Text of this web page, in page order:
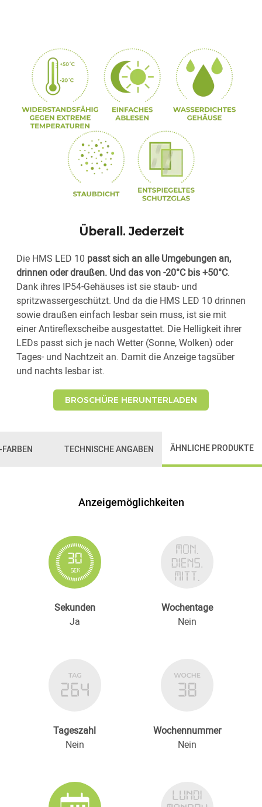
Überall. Jederzeit
Die HMS LED 10 passt sich an alle Umgebungen an,
drinnen oder draußen. Und das von -20°C bis +50°C.
Dank ihres IP54-Gehäuses ist sie staub- und
spritzwassergeschützt. Und da die HMS LED 10 drinnen
sowie draußen einfach lesbar sein muss, ist sie mit
einer Antireflexscheibe ausgestattet. Die Helligkeit ihrer
LEDs passt sich je nach Wetter (Sonne, Wolken) oder
Tages- und Nachtzeit an. Damit die Anzeige tagsüber
und nachts lesbar ist.
BROSCHÜRE HERUNTERLADEN
TECHNISCHE ANGABEN ÄHNLICHE PRODUKTE
Anzeigemöglichkeiten
Sekunden
Ja
Wochentage
Nein
Tageszahl
Nein
Wochennummer
Nein